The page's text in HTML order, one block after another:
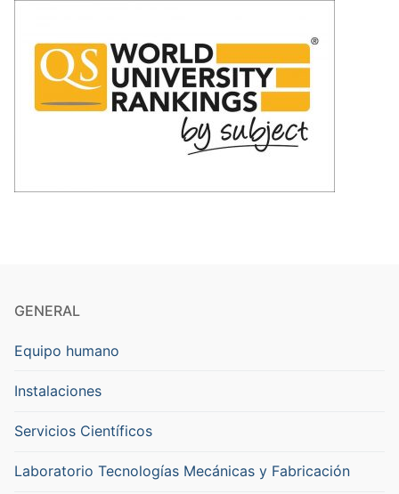
GENERAL
Equipo humano
Instalaciones
Servicios Científicos
Laboratorio Tecnologías Mecánicas y Fabricación